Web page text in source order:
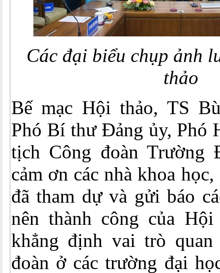
Các đại biểu chụp ảnh
thảo
Bế mạc Hội thảo, TS
Phó Bí thư Đảng ủy, Phó
tịch Công đoàn Trường
cảm ơn các nhà khoa
đã tham dự và gửi báo
nên thành công của
khẳng định vai trò quan
đoàn ở các trường đại